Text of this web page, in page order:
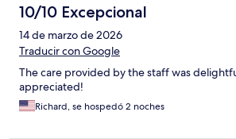
10/10 Excepcional
14 de marzo de 2026
Traducir con Google
The care provided by the staff was
appreciated!
Richard, se hospedó 2 noches